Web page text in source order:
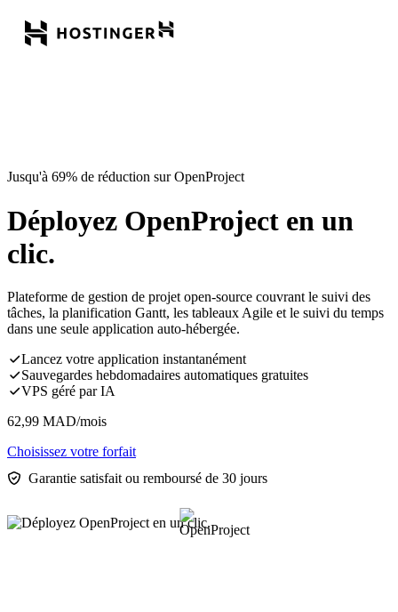
Jusqu'à 69% de réduction sur OpenProject
Déployez OpenProject en un
clic.
Plateforme de gestion de projet open-source couvrant le suivi des
tâches, la planification Gantt, les tableaux Agile et le suivi du temps
dans une seule application auto-hébergée.
Lancez votre application instantanément
Sauvegardes hebdomadaires automatiques gratuites
VPS géré par IA
62,99 MAD/mois
Choisissez votre forfait
Garantie satisfait ou remboursé de 30 jours